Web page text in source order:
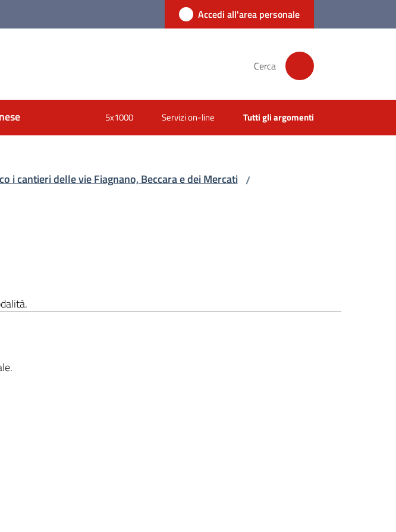
Accedi all'area personale
Cerca
5x1000 Servizi on-line Tutti gli argomenti
i cantieri delle vie Fiagnano, Beccara e dei Mercati /